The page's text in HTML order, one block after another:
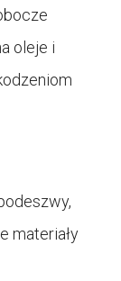
oleje i
materiały